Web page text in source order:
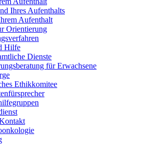
Ihres Aufenthalts
Aufenthalt
Orientierung
Hilfe
Dienste
für Erwachsene
Ethikkomitee